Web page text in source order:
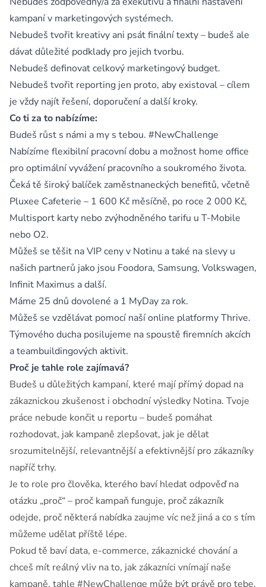
kampaní v marketingových systémech.
Nebudeš tvořit kreativy ani psát finální texty – budeš ale
dávat důležité podklady pro jejich tvorbu.
Nebudeš definovat celkový marketingový budget.
Nebudeš tvořit reporting jen proto, aby existoval – cílem
je vždy najít řešení, doporučení a další kroky.
Co ti za to nabízíme:
Budeš růst s námi a my s tebou. #NewChallenge
Nabízíme flexibilní pracovní dobu a možnost home office
pro optimální vyvážení pracovního a soukromého života.
Čeká tě široký balíček zaměstnaneckých benefitů, včetně
Pluxee Cafeterie – 1 600 Kč měsíčně, po roce 2 000 Kč,
Multisport karty nebo zvýhodněného tarifu u T-Mobile
nebo O2.
Můžeš se těšit na VIP ceny v Notinu a také na slevy u
našich partnerů jako jsou Foodora, Samsung, Volkswagen,
Infinit Maximus a další.
Máme 25 dnů dovolené a 1 MyDay za rok.
Můžeš se vzdělávat pomocí naší online platformy Thrive.
Týmového ducha posilujeme na spoustě firemních akcích
a teambuildingových aktivit.
Proč je tahle role zajímavá?
Budeš u důležitých kampaní, které mají přímý dopad na
zákaznickou zkušenost i obchodní výsledky Notina. Tvoje
práce nebude končit u reportu – budeš pomáhat
rozhodovat, jak kampaně zlepšovat, jak je dělat
srozumitelnější, relevantnější a efektivnější pro zákazníky
napříč trhy.
Je to role pro člověka, kterého baví hledat odpověď na
otázku „proč“ – proč kampaň funguje, proč zákazník
odejde, proč některá nabídka zaujme víc než jiná a co s tím
můžeme udělat příště lépe.
Pokud tě baví data, e-commerce, zákaznické chování a
chceš mít reálný vliv na to, jak zákazníci vnímají naše
kampaně, tahle #NewChallenge může být právě pro tebe.